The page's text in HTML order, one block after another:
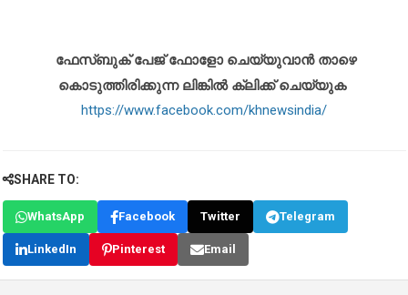
ഫേസ്ബുക് പേജ് ഫോളോ ചെയ്യുവാൻ താഴെ
കൊടുത്തിരിക്കുന്ന ലിങ്കിൽ ക്ലിക്ക് ചെയ്യുക
https://www.facebook.com/khnewsindia/
SHARE TO:
WhatsApp Facebook Twitter Telegram
LinkedIn Pinterest Email